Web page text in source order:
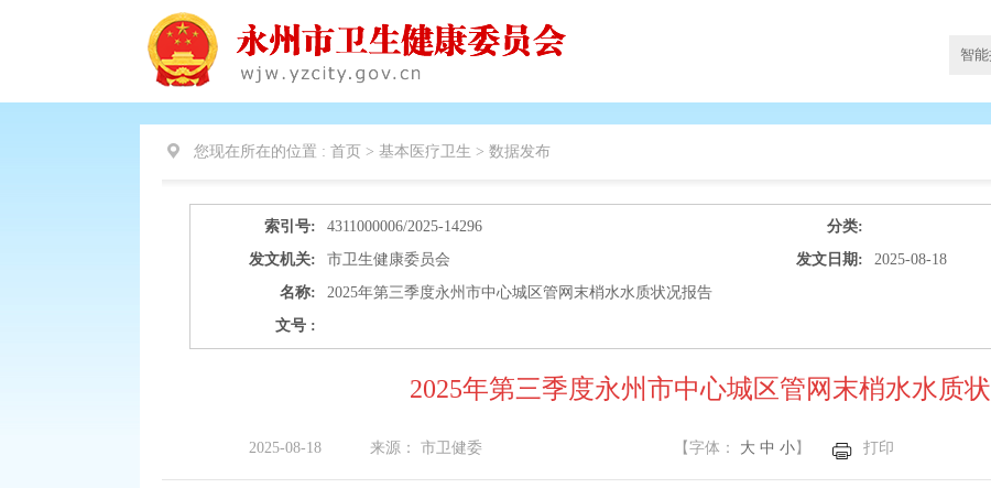
您现在所在的位置 : 首页 > 基本医疗卫生 > 数据发布
索引号: 4311000006/2025-14296
分类:
发文机关:
市卫生健康委员会 发文日期:
2025-08-18
名称:
2025年第三季度永州市中心城区管网末梢水水质状况报告
文号 :
2025年第三季度永州市中心城区管网末梢水水质
2025-08-18 来源： 市卫健委 【字体： 大 中 小】 打印